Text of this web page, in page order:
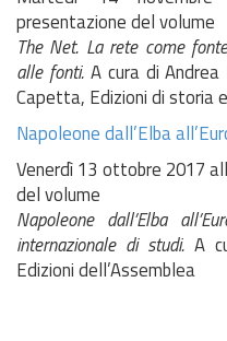
presentazione del volume
The Net. La rete come
alle fonti.A cura di Andrea
Capetta, Edizioni di storia
Napoleone dall’Elba
Venerdì 13 ottobre 2017
del volume
Napoleone dall’Elba
internazionale di studi. A
Edizioni dell’Assemblea